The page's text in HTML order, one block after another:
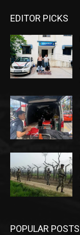
EDITOR PICKS
POPULAR POSTS